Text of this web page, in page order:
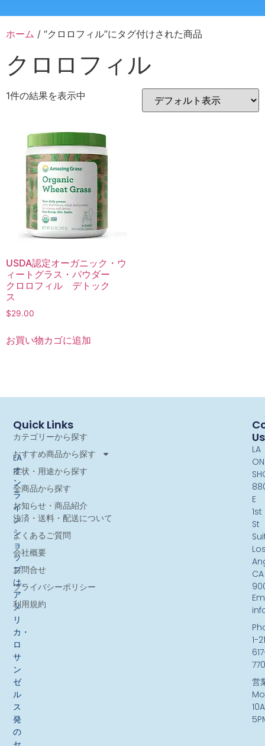
ホーム / “クロロフィル”にタグ付けされた商品
クロロフィル
1件の結果を表示中
USDA認定オーガニック・ウ
ィートグラス・パウダー
クロロフィル デトック
ス
$29.00
お買い物カゴに追加
LA
オ
ン
ラ
イ
ン
シ
ョ
ッ
プ
は、
ア
メ
リ
カ・
ロ
サ
ン
ゼ
ル
ス
発
の
Quick Links
カテゴリーから探す
おすすめ商品から探す
症状・用途から探す
全商品から探す
お知らせ・商品紹介
決済・送料・配送について
よくあるご質問
会社概要
お問合せ
プライバシーポリシー
利用規約
Us
LA
E
1st
St
CA
1-
営